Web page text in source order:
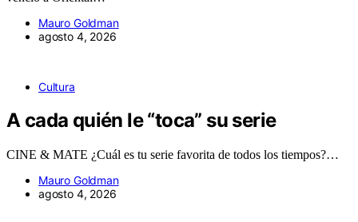
Mauro Goldman
agosto 4, 2026
Cultura
A cada quién le “toca” su serie
CINE & MATE ¿Cuál es tu serie favorita de todos los tiempos?…
Mauro Goldman
agosto 4, 2026